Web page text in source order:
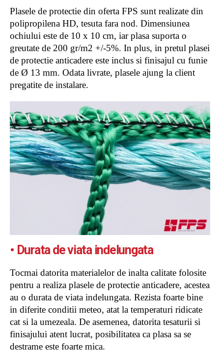
Plasele de protectie din oferta FPS sunt realizate din
polipropilena HD, tesuta fara nod. Dimensiunea
ochiului este de 10 x 10 cm, iar plasa suporta o
greutate de 200 gr/m2 +/-5%. In plus, in pretul plasei
de protectie anticadere este inclus si finisajul cu funie
de Ø 13 mm. Odata livrate, plasele ajung la client
pregatite de instalare.
• Durata de viata indelungata
Tocmai datorita materialelor de inalta calitate folosite
pentru a realiza plasele de protectie anticadere, acestea
au o durata de viata indelungata. Rezista foarte bine
in diferite conditii meteo, atat la temperaturi ridicate
cat si la umezeala. De asemenea, datorita tesaturii si
finisajului atent lucrat, posibilitatea ca plasa sa se
destrame este foarte mica.